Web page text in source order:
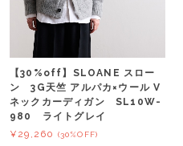
【30%off】SLOANE スロー
ン 3G天竺 アルパカ×ウール V
ネックカーディガン SL10W-
980 ライトグレイ
¥29,260
(30%OFF)